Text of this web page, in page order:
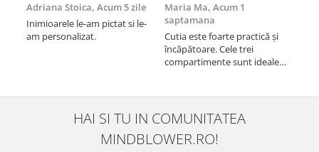
Adriana Stoica, Acum 5 zile
Inimioarele le-am pictat si le-
am personalizat.
Maria Ma, Acum 1
saptamana
Cutia este foarte practică și
încăpătoare. Cele trei
compartimente sunt ideale
scurgeri. O folosesc aproape
zilnic la serviciu și sunt foarte
mulțumită.
HAI SI TU IN COMUNITATEA
MINDBLOWER.RO!